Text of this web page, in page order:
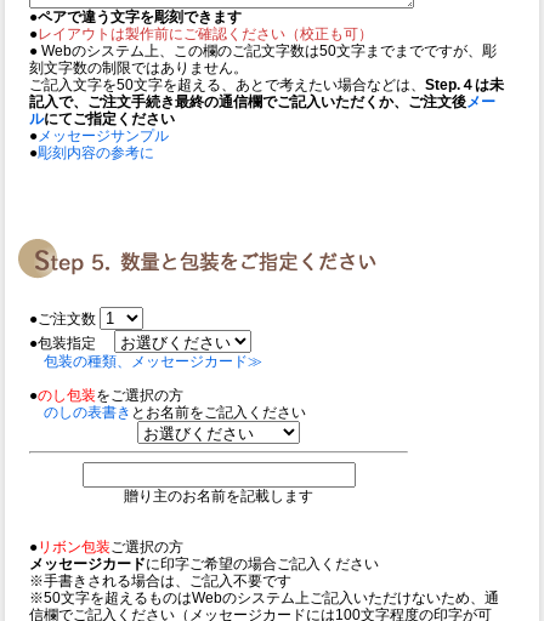
●ペアで違う文字を彫刻できます
●レイアウトは製作前にご確認ください（校正も可）
● Webのシステム上、この欄のご記文字数は50文字までまでですが、彫
刻文字数の制限ではありません。
ご記入文字を50文字を超える、あとで考えたい場合などは、 Step.４は未
記入で、ご注文手続き最終の通信欄でご記入いただくか、ご注文後メー
ルにてご指定ください
●メッセージサンプル
●彫刻内容の参考に
●ご注文数
●包装指定
包装の種類、メッセージカード≫
●のし包装をご選択の方
のしの表書き とお名前をご記入ください
贈り主のお名前を記載します
●リボン包装ご選択の方
メッセージカードに印字ご希望の場合ご記入ください
※手書きされる場合は、ご記入不要です
※50文字を超えるものはWebのシステム上ご記入いただけないため、通
信欄でご記入ください（メッセージカードには100文字程度の印字が可